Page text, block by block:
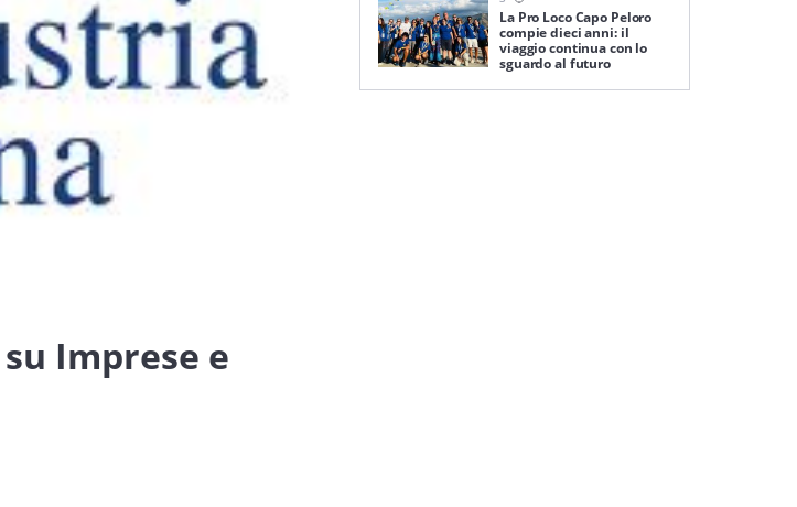
Imprese e
La Pro Loco Capo Peloro
compie dieci anni: il
viaggio continua con lo
sguardo al futuro